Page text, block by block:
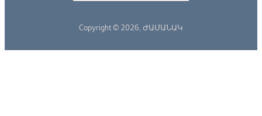
Copyright © 2026, ԺԱՄԱՆԱԿ